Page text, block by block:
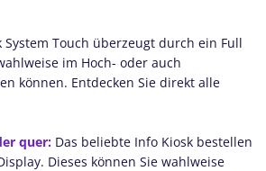
System Touch überzeugt durch ein Full
im Hoch- oder auch
können. Entdecken Sie direkt alle
quer: Das beliebte Info Kiosk bestellen
Dieses können Sie wahlweise